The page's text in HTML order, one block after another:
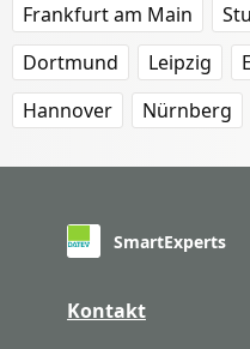
Frankfurt am Main
Dortmund
Leipzig
Hannover
Nürnberg
SmartExperts
Kontakt